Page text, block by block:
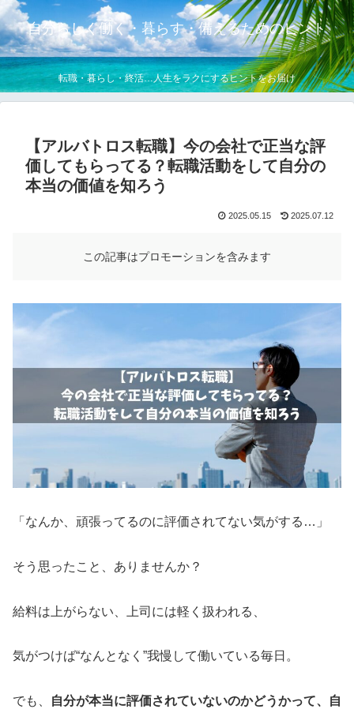
自分らしく働く・暮らす・備えるためのヒント
転職・暮らし・終活…人生をラクにするヒントをお届け
【アルバトロス転職】今の会社で正当な評
価してもらってる？転職活動をして自分の
本当の価値を知ろう
2025.05.15 2025.07.12
この記事はプロモーションを含みます
「なんか、頑張ってるのに評価されてない気がする…」
そう思ったこと、ありませんか？
給料は上がらない、上司には軽く扱われる、
気がつけば“なんとなく”我慢して働いている毎日。
でも、
自分が本当に評価されていないのかどうかって、自